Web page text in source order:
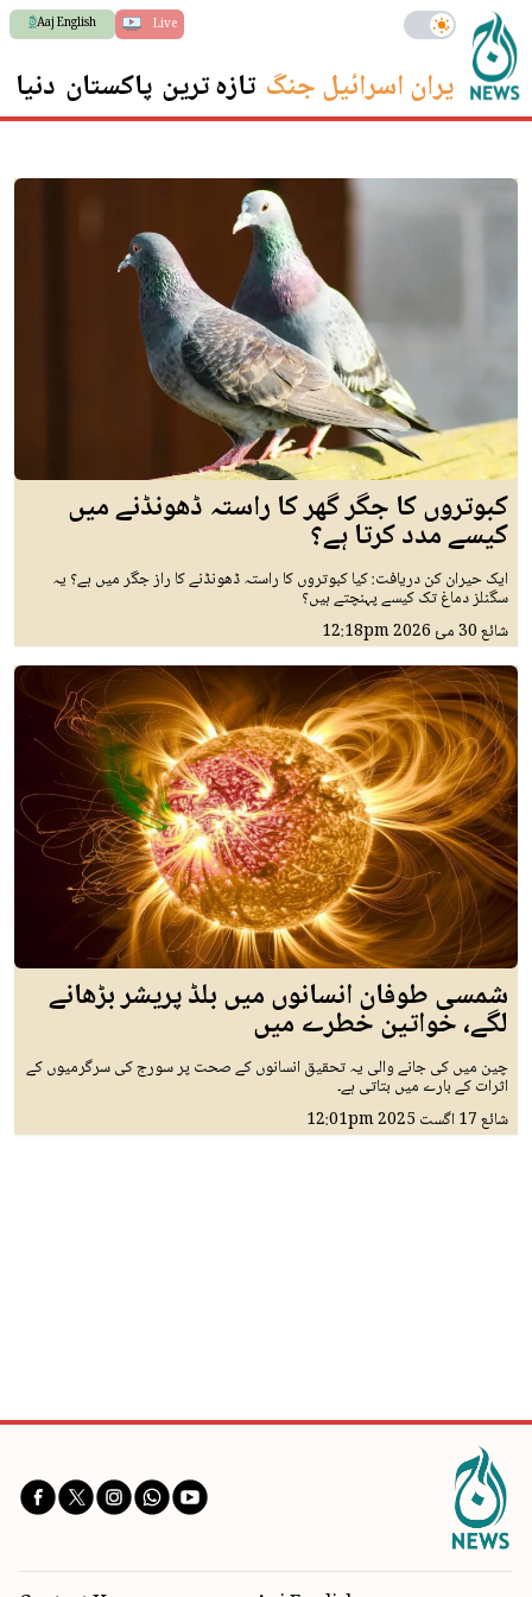
Live
Aaj English
ایران اسرائیل جنگ تازہ ترین پاکستان دنیا
کبوتروں کا جگر گھر کا راستہ ڈھونڈنے میں
کیسے مدد کرتا ہے؟
ایک حیران کن دریافت: کیا کبوتروں کا راستہ ڈھونڈنے کا راز جگر میں ہے؟ یہ
سگنلز دماغ تک کیسے پہنچتے ہیں؟
شائع30 مئ 2026 12:18pm
شمسی طوفان انسانوں میں بلڈ پریشر بڑھانے
لگے، خواتین خطرے میں
چین میں کی جانے والی یہ تحقیق انسانوں کے صحت پر سورج کی سرگرمیوں کے
اثرات کے بارے میں بتاتی ہے۔
شائع17 اگست 2025 12:01pm